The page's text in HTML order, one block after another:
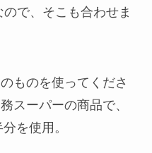
で、そこも合わせま
ものを使ってくださ
スーパーの商品で、
を使用。